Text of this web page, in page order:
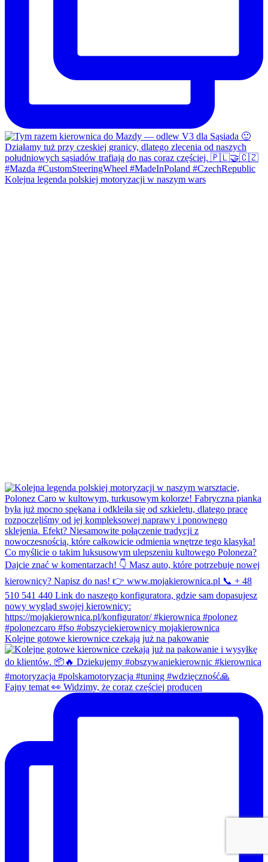
Kolejna legenda polskiej motoryzacji w naszym wars
Kolejne gotowe kierownice czekają już na pakowanie
Fajny temat 👀 Widzimy, że coraz częściej producen